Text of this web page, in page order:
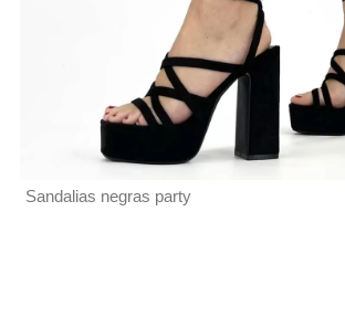
Sandalias negras party